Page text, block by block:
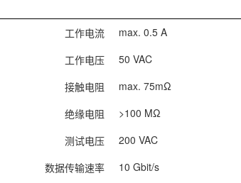
工作电流
max. 0.5 A
工作电压
50 VAC
接触电阻
max. 75mΩ
绝缘电阻
>100 MΩ
测试电压
200 VAC
数据传输速率
10 Gbit/s